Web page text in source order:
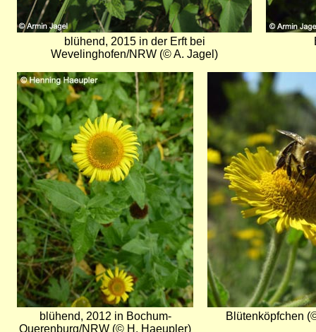
blühend, 2015 in der Erft bei
Wevelinghofen/NRW (© A. Jagel)
Bild
blühend, 2012 in Bochum-
Querenburg/NRW (© H. Haeupler)
Blütenköpfchen